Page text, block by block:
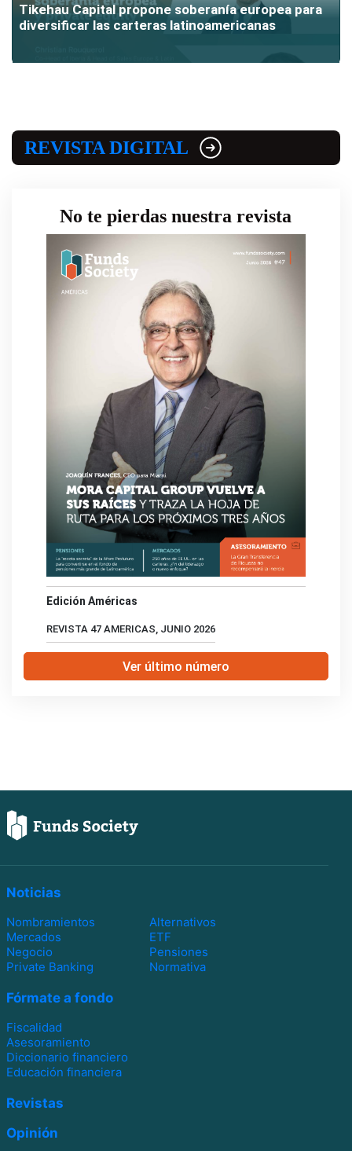
Tikehau Capital propone soberanía europea para
diversificar las carteras latinoamericanas
REVISTA DIGITAL
No te pierdas nuestra revista
Edición Américas
REVISTA 47 AMERICAS, JUNIO 2026
Ver último número
Noticias
Nombramientos
Alternativos
Mercados
ETF
Negocio
Pensiones
Private Banking
Normativa
Fórmate a fondo
Fiscalidad
Asesoramiento
Diccionario financiero
Educación financiera
Revistas
Opinión